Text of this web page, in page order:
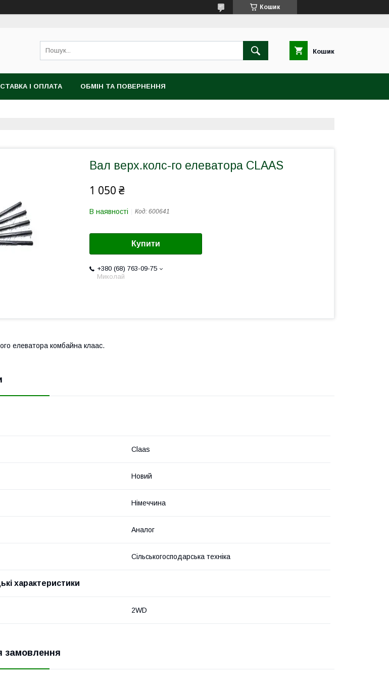
Кошик
Кошик
І ОПЛАТА ОБМІН ТА ПОВЕРНЕННЯ
Вал верх.колс-го елеватора CLAAS
1 050 ₴
В наявності Код: 600641
Купити
+380 (68) 763-09-75
Миколай
елеватора комбайна клаас.
Claas
Новий
Німеччина
Аналог
Сільськогосподарська техніка
характеристики
2WD
замовлення